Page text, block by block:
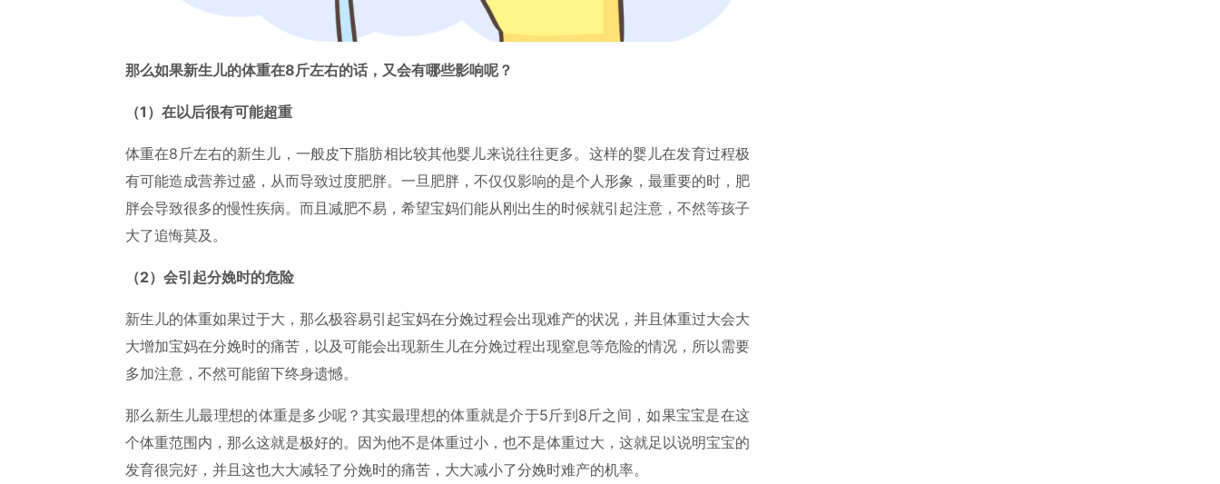
那么如果新生儿的体重在8斤左右的话，又会有哪些影响呢？
（1）在以后很有可能超重
体重在8斤左右的新生儿，一般皮下脂肪相比较其他婴儿来说往往更多。这样的婴儿在发育过程极
有可能造成营养过盛，从而导致过度肥胖。一旦肥胖，不仅仅影响的是个人形象，最重要的时，肥
胖会导致很多的慢性疾病。而且减肥不易，希望宝妈们能从刚出生的时候就引起注意，不然等孩子
大了追悔莫及。
（2）会引起分娩时的危险
新生儿的体重如果过于大，那么极容易引起宝妈在分娩过程会出现难产的状况，并且体重过大会大
大增加宝妈在分娩时的痛苦，以及可能会出现新生儿在分娩过程出现窒息等危险的情况，所以需要
多加注意，不然可能留下终身遗憾。
那么新生儿最理想的体重是多少呢？其实最理想的体重就是介于5斤到8斤之间，如果宝宝是在这
个体重范围内，那么这就是极好的。因为他不是体重过小，也不是体重过大，这就足以说明宝宝的
发育很完好，并且这也大大减轻了分娩时的痛苦，大大减小了分娩时难产的机率。